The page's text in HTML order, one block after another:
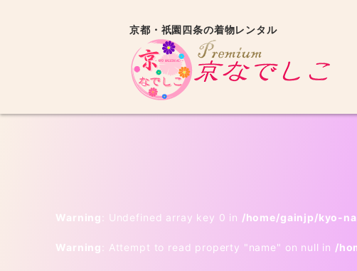
京都・祇園四条の着物レンタル
Warning: Undefined array key 0 in /home/gainjp/kyo-
Warning: Attempt to read property "name" on null in /